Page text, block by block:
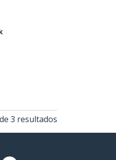
3 resultados